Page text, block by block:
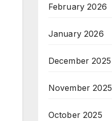
February 2026
January 2026
December 2025
November 2025
October 2025